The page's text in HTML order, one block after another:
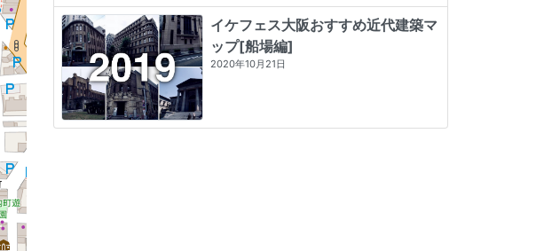
イケフェス大阪おすすめ近代建築マ
ップ[船場編]
2020年10月21日